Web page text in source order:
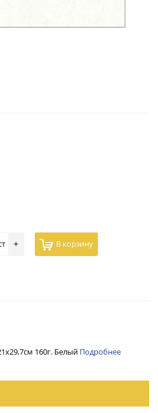
+ В корзину
160г. Белый Подробнее